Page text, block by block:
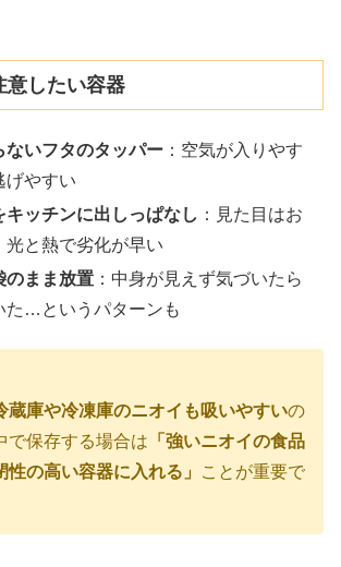
意したい容器
ないフタのタッパー ：空気が入りやす
げやすい
キッチンに出しっぱなし ：見た目はお
光と熱で劣化が早い
のまま放置 ：中身が見えず気づいたら
た…というパターンも
蔵庫や冷凍庫のニオイも吸いやすいの
で保存する場合は 「強いニオイの食品
性の高い容器に入れる」
ことが重要で